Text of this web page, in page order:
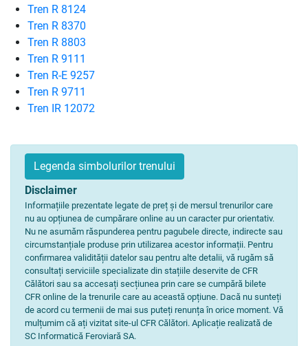
Tren R 8124
Tren R 8370
Tren R 8803
Tren R 9111
Tren R-E 9257
Tren R 9711
Tren IR 12072
Legenda simbolurilor trenului
Disclaimer
Informațiile prezentate legate de preț și de mersul trenurilor care
nu au opțiunea de cumpărare online au un caracter pur orientativ.
Nu ne asumăm răspunderea pentru pagubele directe, indirecte sau
circumstanțiale produse prin utilizarea acestor informații. Pentru
confirmarea validității datelor sau pentru alte detalii, vă rugăm să
consultați serviciile specializate din stațiile deservite de CFR
Călători sau sa accesați secțiunea prin care se cumpără bilete
CFR online de la trenurile care au această opțiune. Dacă nu sunteți
de acord cu termenii de mai sus puteți renunța în orice moment. Vă
mulțumim că ați vizitat site-ul CFR Călători. Aplicație realizată de
SC Informatică Feroviară SA.